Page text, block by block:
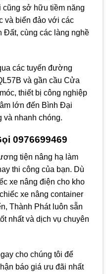
sở hữu tiềm năng
và biển đảo với các
Đất, cùng các làng nghề
các tuyến đường
và gần cầu Cửa
thiết bị công nghiệp
lớn đến Bình Đại
và nhanh chóng.
0976699469
tiện nâng hạ làm
thi công của bạn. Dù
xe nâng điện cho kho
xe nâng container
Thành Phát luôn sẵn
nhất và dịch vụ chuyên
cho chúng tôi để
báo giá ưu đãi nhất